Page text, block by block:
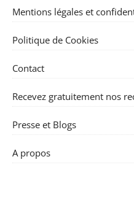
Mentions légales et
Politique de Cookies
Contact
Recevez gratuitement nos
Presse et Blogs
A propos